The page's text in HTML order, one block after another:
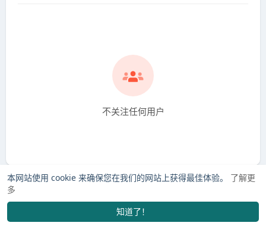
本网站使用 cookie 来确保您在我们的网站上获得最佳体验。 了解更
多
知道了！
不关注任何用户
发布